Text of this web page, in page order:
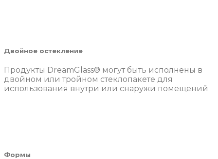
Двойное остекление
Продукты DreamGlass® могут быть исполнены в
двойном или тройном стеклопакете для
использования внутри или снаружи помещений
Формы